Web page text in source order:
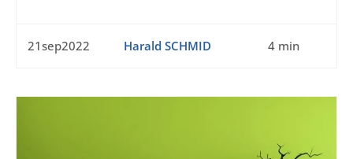
21sep2022 Harald SCHMID 4 min